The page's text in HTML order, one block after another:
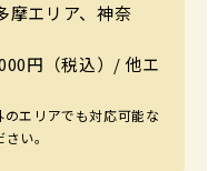
摩エリア、神奈
円（税込）/ 他エ
エリアでも対応可能な
い。